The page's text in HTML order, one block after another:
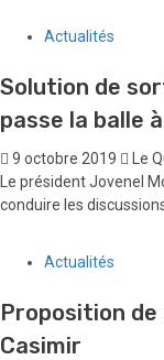
Actualités
Solution de
passe la balle
9 octobre 2019
Le
Le président Jovenel
conduire les
Actualités
Proposition de
Casimir